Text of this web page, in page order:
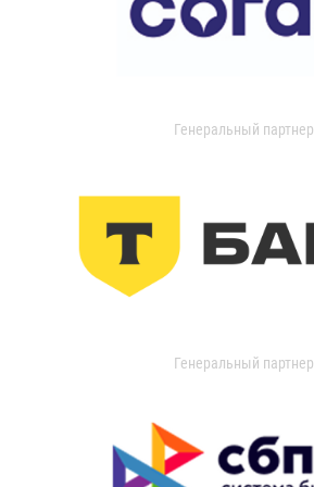
Генеральный партнер
Генеральный партнер